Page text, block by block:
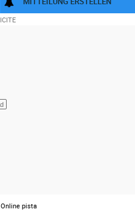
Online pista